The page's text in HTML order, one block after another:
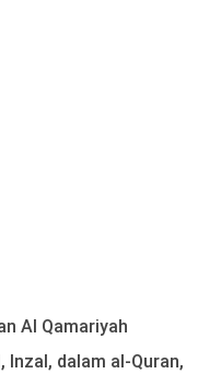
Al Qamariyah
Inzal, dalam al-Quran,